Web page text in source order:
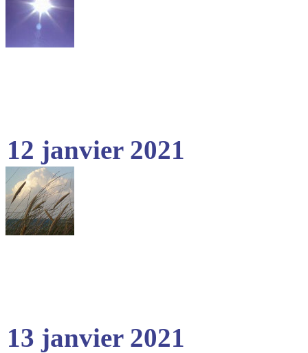
12 janvier 2021
13 janvier 2021